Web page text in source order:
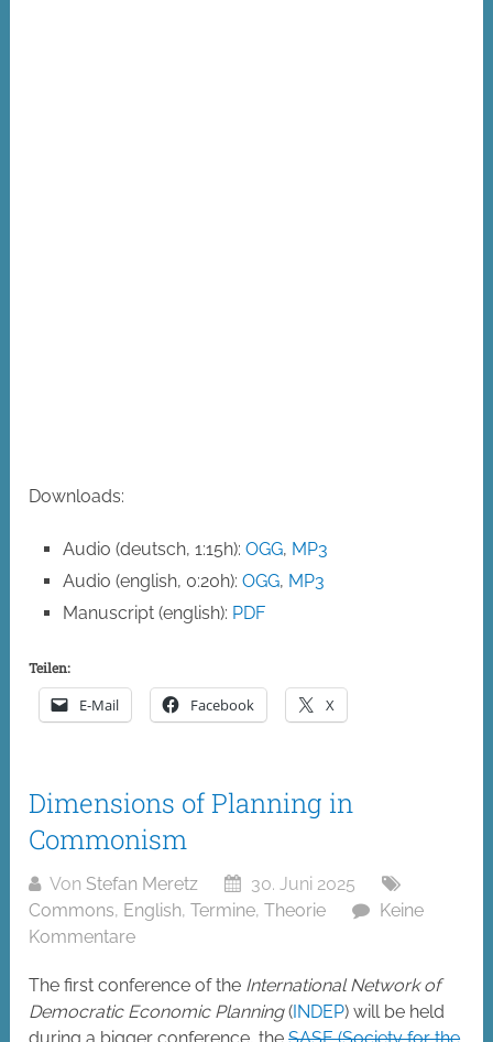
Downloads:
Audio (deutsch, 1:15h): OGG, MP3
Audio (english, 0:20h): OGG, MP3
Manuscript (english): PDF
Teilen:
E-Mail Facebook X
Dimensions of Planning in
Commonism
Von Stefan Meretz
30. Juni 2025
Commons, English,Termine,Theorie
Keine
Kommentare
The first conference of the International Network of
Democratic Economic Planning( INDEP) will be held